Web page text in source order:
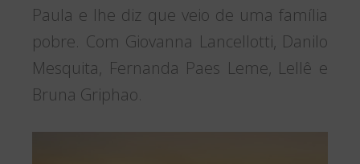
Paula e lhe diz que veio de uma família
pobre. Com Giovanna Lancellotti, Danilo
Mesquita, Fernanda Paes Leme, Lellê e
Bruna Griphao.